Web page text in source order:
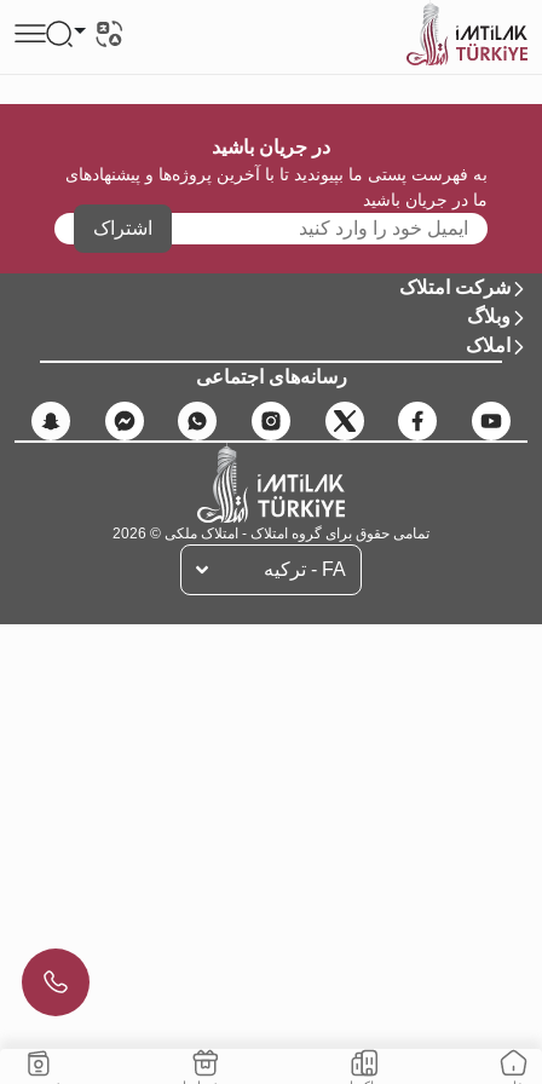
در جریان باشید
به فهرست پستی ما بپیوندید تا با آخرین پروژه‌ها و پیشنهادهای
ما در جریان باشید
اشتراک
شرکت امتلاک
وبلاگ
املاک
رسانه‌های اجتماعی
تمامی حقوق برای گروه امتلاک - امتلاک ملکی © 2026
FA - تركيه